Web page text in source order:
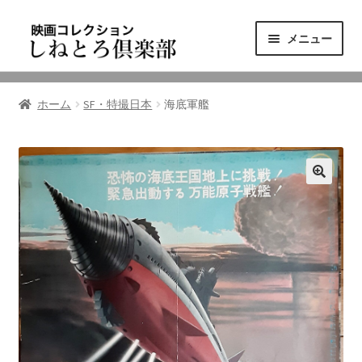
ゲ
シ
ン
へ
ス
キ
ッ
プ
テ
ツ
ス
キ
ッ
プ
メニュー
ニュース
東三河の映画館
しねとろ倶楽部について
リンクの旅
ホーム SF・特撮日本 海底軍艦